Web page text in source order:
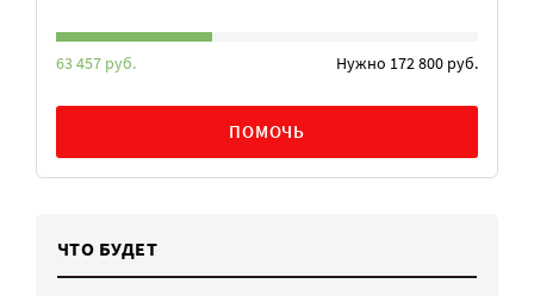
63 457 руб. Нужно 172 800 руб.
ПОМОЧЬ
ЧТО БУДЕТ